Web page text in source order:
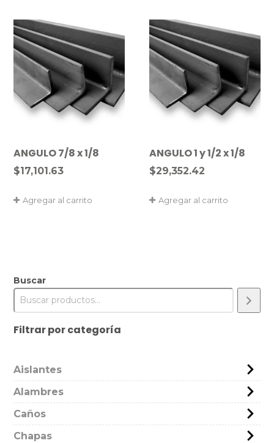
ANGULO 7/8 x 1/8
$17,101.63
Agregar al carrito
ANGULO 1 y 1/2 x 1/8
$29,352.42
Agregar al carrito
Buscar
Filtrar por categoría
Aislantes
Alambres
Caños
Chapas